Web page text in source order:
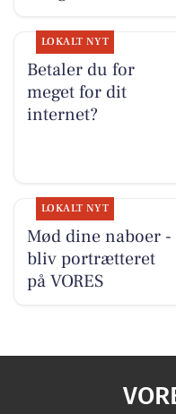
LOKALT NYT
Betaler du for
meget for dit
internet?
LOKALT NYT
Mød dine naboer -
bliv portrætteret
på VORES